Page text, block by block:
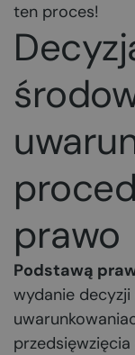
ten proces!
prawo
Podstawą
wydanie